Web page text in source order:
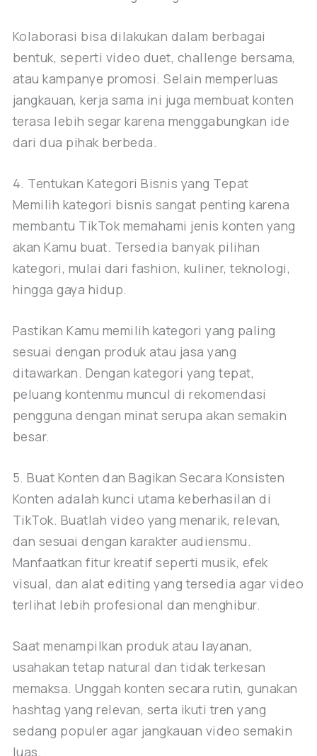
Kolaborasi bisa dilakukan dalam berbagai
bentuk, seperti video duet, challenge bersama,
atau kampanye promosi. Selain memperluas
jangkauan, kerja sama ini juga membuat konten
terasa lebih segar karena menggabungkan ide
dari dua pihak berbeda.
4. Tentukan Kategori Bisnis yang Tepat
Memilih kategori bisnis sangat penting karena
membantu TikTok memahami jenis konten yang
akan Kamu buat. Tersedia banyak pilihan
kategori, mulai dari fashion, kuliner, teknologi,
hingga gaya hidup.
Pastikan Kamu memilih kategori yang paling
sesuai dengan produk atau jasa yang
ditawarkan. Dengan kategori yang tepat,
peluang kontenmu muncul di rekomendasi
pengguna dengan minat serupa akan semakin
besar.
5. Buat Konten dan Bagikan Secara Konsisten
Konten adalah kunci utama keberhasilan di
TikTok. Buatlah video yang menarik, relevan,
dan sesuai dengan karakter audiensmu.
Manfaatkan fitur kreatif seperti musik, efek
visual, dan alat editing yang tersedia agar video
terlihat lebih profesional dan menghibur.
Saat menampilkan produk atau layanan,
usahakan tetap natural dan tidak terkesan
memaksa. Unggah konten secara rutin, gunakan
hashtag yang relevan, serta ikuti tren yang
sedang populer agar jangkauan video semakin
luas.